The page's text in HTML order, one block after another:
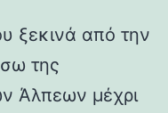
ξεκινά από την
της
Άλπεων μέχρι